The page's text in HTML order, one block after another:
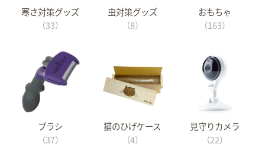
寒さ対策グッズ
（33）
虫対策グッズ
（8）
おもちゃ
（163）
ブラシ
（37）
猫のひげケース
（4）
見守りカメラ
（22）